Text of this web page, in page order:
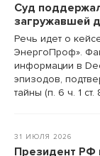
Суд
загружавшей
Речь идет о
ЭнергоПроф».
информации в
эпизодов,
тайны (п. 6 ч. 1 ст.
31 ИЮЛЯ 2026
Президент РФ